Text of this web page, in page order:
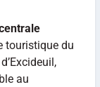
touristique du
au